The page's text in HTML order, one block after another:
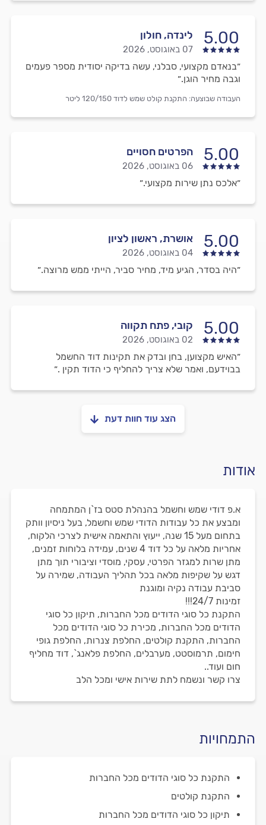
5.00 לינדה, חולון
07 באוגוסט, 2026
״בנאדם מקצועי, סבלני, עשה בדיקה יסודית מספר פעמים
וגבה מחיר הוגן.״
העבודה שבוצעה: התקנת קולט שמש לדוד 120/150 ליטר
5.00 הפרטים חסויים
06 באוגוסט, 2026
״אלכס נתן שירות מקצועי.״
5.00 אושרת, ראשון לציון
04 באוגוסט, 2026
״היה בסדר, הגיע מיד, מחיר סביר, הייתי ממש מרוצה.״
5.00 קובי, פתח תקווה
02 באוגוסט, 2026
״האיש מקצוען, בחן ובדק את תקינות דוד החשמל
בבוידעם, ואמר שלא צריך להחליף כי הדוד תקין .״
הצג עוד חוות דעת
אודות
א.פ דודי שמש וחשמל בהנהלת סטס בז`ן המתמחה
ומבצע את כל עבודות הדודי שמש וחשמל, בעל ניסיון וותק
בתחום מעל 15 שנה, ייעוץ והתאמה אישית לצרכי הלקוח,
אחריות מלאה על כל דוד 4 שנים, עמידה בלוחות זמנים,
מתן שרות למגזר הפרטי, עסקי, מוסדי וציבורי תוך מתן
דגש על שקיפות מלאה בכל תהליך העבודה, שמירה על
סביבת עבודה נקיה ומוגנת
זמינות 24/7!!!
התקנת כל סוגי הדודים מכל החברות, תיקון כל סוגי
הדודים מכל החברות, מכירת כל סוגי הדודים מכל
החברות, התקנת קולטים, החלפת צנרות, החלפת גופי
חימום, תרמוסטט, מערבלים, החלפת פלאנג`, דוד מחליף
חום ועוד..
צרו קשר ונשמח לתת שירות אישי ומכל הלב
התמחויות
התקנת כל סוגי הדודים מכל החברות
התקנת קולטים
תיקון כל סוגי הדודים מכל החברות